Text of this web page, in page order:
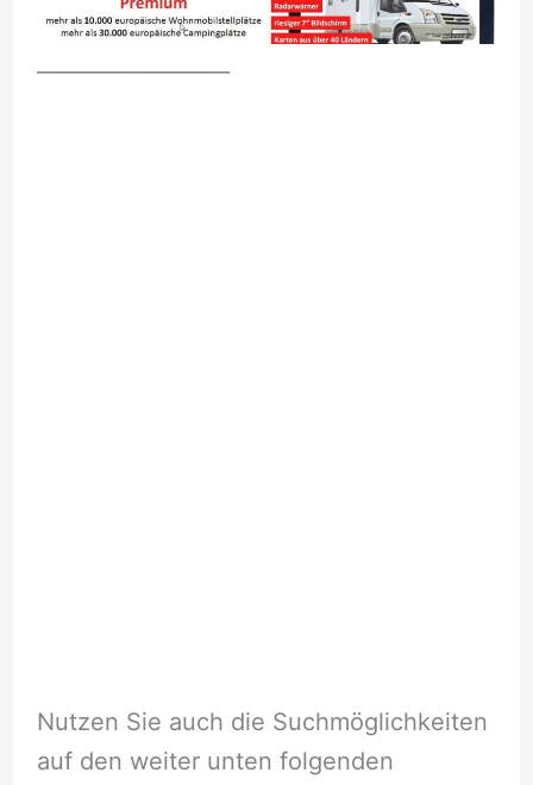
Nutzen Sie auch die Suchmöglichkeiten
auf den weiter unten folgenden